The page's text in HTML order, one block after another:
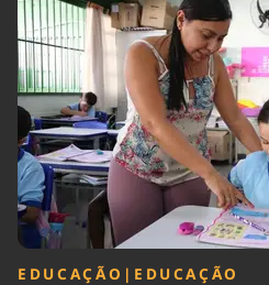
Agronegócios
Brasil
Brasil Mineral
Ciência &
Tecnologia
Cinema
Comportamento
Cultura
Economia
Educação
Infraestrutura
Internacional
EDUCAÇÃO | EDUCAÇÃO